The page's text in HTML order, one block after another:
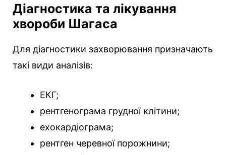
Діагностика та лікування
хвороби Шагаса
Для діагностики захворювання призначають
такі види аналізів:
ЕКГ;
рентгенограма грудної клітини;
ехокардіограма;
рентген черевної порожнини;